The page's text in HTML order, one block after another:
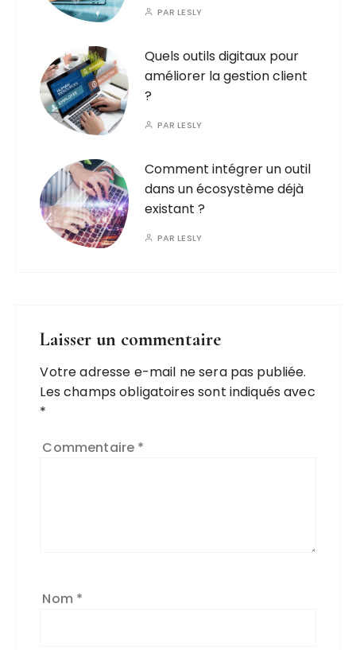
PARLESLY
Quels outils digitaux pour
améliorer la gestion client
?
PARLESLY
Comment intégrer un outil
dans un écosystème déjà
existant ?
PARLESLY
Laisser un commentaire
Votre adresse e-mail ne sera pas publiée.
Les champs obligatoires sont indiqués avec
*
Commentaire *
Nom *